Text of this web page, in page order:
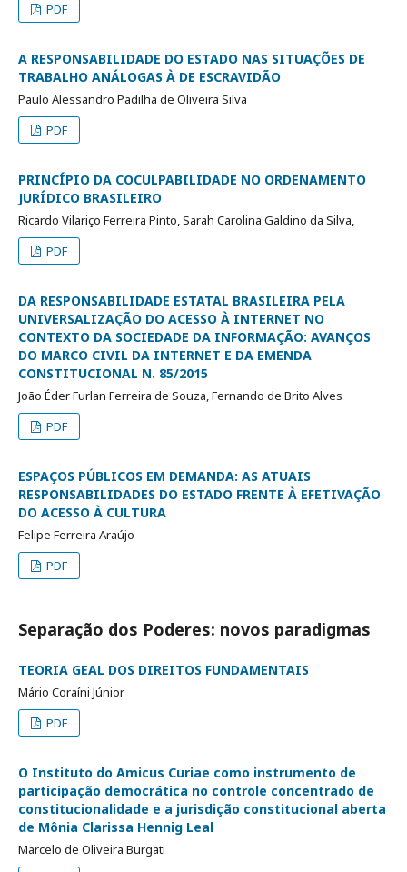
PDF
A RESPONSABILIDADE DO ESTADO NAS SITUAÇÕES DE
TRABALHO ANÁLOGAS À DE ESCRAVIDÃO
Paulo Alessandro Padilha de Oliveira Silva
PDF
PRINCÍPIO DA COCULPABILIDADE NO ORDENAMENTO
JURÍDICO BRASILEIRO
Ricardo Vilariço Ferreira Pinto, Sarah Carolina Galdino da Silva,
PDF
DA RESPONSABILIDADE ESTATAL BRASILEIRA PELA
UNIVERSALIZAÇÃO DO ACESSO À INTERNET NO
CONTEXTO DA SOCIEDADE DA INFORMAÇÃO: AVANÇOS
DO MARCO CIVIL DA INTERNET E DA EMENDA
CONSTITUCIONAL N. 85/2015
João Éder Furlan Ferreira de Souza, Fernando de Brito Alves
PDF
ESPAÇOS PÚBLICOS EM DEMANDA: AS ATUAIS
RESPONSABILIDADES DO ESTADO FRENTE À EFETIVAÇÃO
DO ACESSO À CULTURA
Felipe Ferreira Araújo
PDF
Separação dos Poderes: novos paradigmas
TEORIA GEAL DOS DIREITOS FUNDAMENTAIS
Mário Coraíni Júnior
PDF
O Instituto do Amicus Curiae como instrumento de
participação democrática no controle concentrado de
constitucionalidade e a jurisdição constitucional aberta
de Mônia Clarissa Hennig Leal
Marcelo de Oliveira Burgati